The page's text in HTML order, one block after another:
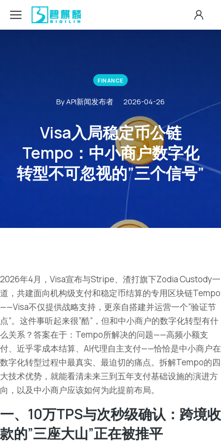
FINANCE
By API新闻发布者 2026-04-26
Visa入局稳定币公链
Tempo：中小商户数字化
转型不可忽视的”三个信号”
2026年4月，Visa宣布与Stripe、渣打旗下Zodia Custody一
道，共建面向机构级支付和稳定币结算的专用区块链Tempo
——Visa不仅提供战略支持，更亲自搭建并运营一个”验证节
点”。这件事听起来很”酷”，但和中小商户的数字化转型有什
么关系？答案在于：Tempo所解决的问题——高频小额支
付、近乎零成本结算、AI代理自主支付——恰恰是中小商户在
数字化转型过程中最真实、最迫切的痛点。拆解Tempo的四
大技术优势，就能看清未来三到五年支付基础设施的演进方
向，以及中小商户应该如何为此提前布局。
一、10万TPS与次秒级确认：跨境收
款的”三座大山”正在被推平